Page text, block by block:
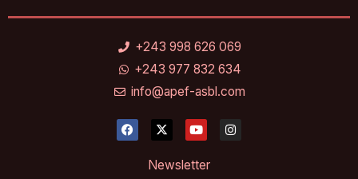
+243 998 626 069
+243 977 832 634
info@apef-asbl.com
F
a
X
-
w
i
Y
o
t
u
I
n
Newsletter